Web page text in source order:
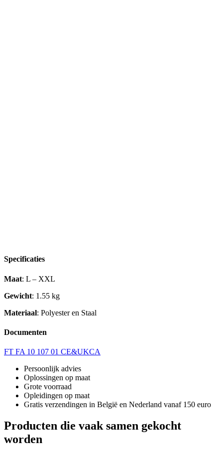
Specificaties
Maat: L – XXL
Gewicht: 1.55 kg
Materiaal: Polyester en Staal
Documenten
FT FA 10 107 01 CE&UKCA
Persoonlijk advies
Oplossingen op maat
Grote voorraad
Opleidingen op maat
Gratis verzendingen in België en Nederland vanaf 150 euro
Producten die vaak samen gekocht
worden